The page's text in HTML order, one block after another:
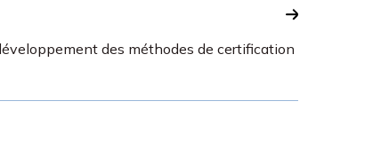
des méthodes de certification